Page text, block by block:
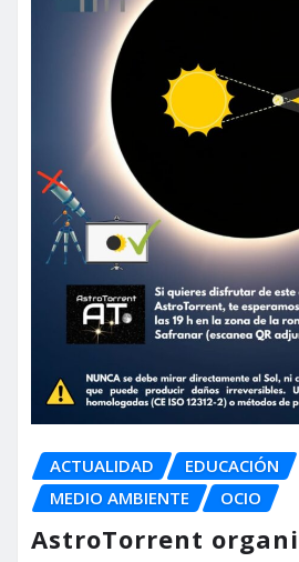
ACTUALIDAD
EDUCACIÓN
MEDIO AMBIENTE
OCIO
AstroTorrent